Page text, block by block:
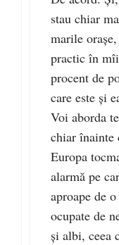
stau chiar
marile
practic în
procent de
care este şi
Voi aborda
chiar înainte
Europa
alarmă pe
aproape de
ocupate de
şi albi, ceea